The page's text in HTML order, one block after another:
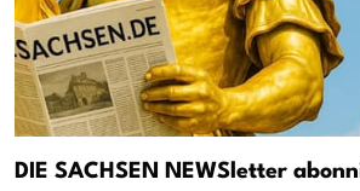
DIE SACHSEN NEWSletter